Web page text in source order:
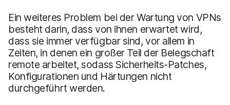
Ein weiteres Problem bei der Wartung von VPNs
besteht darin, dass von ihnen erwartet wird,
dass sie immer verfügbar sind, vor allem in
Zeiten, in denen ein großer Teil der Belegschaft
remote arbeitet, sodass Sicherheits-Patches,
Konfigurationen und Härtungen nicht
durchgeführt werden.